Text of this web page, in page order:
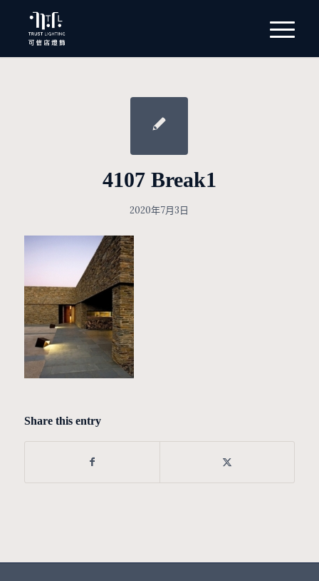
4107 Break1
2020年7月3日
Share this entry